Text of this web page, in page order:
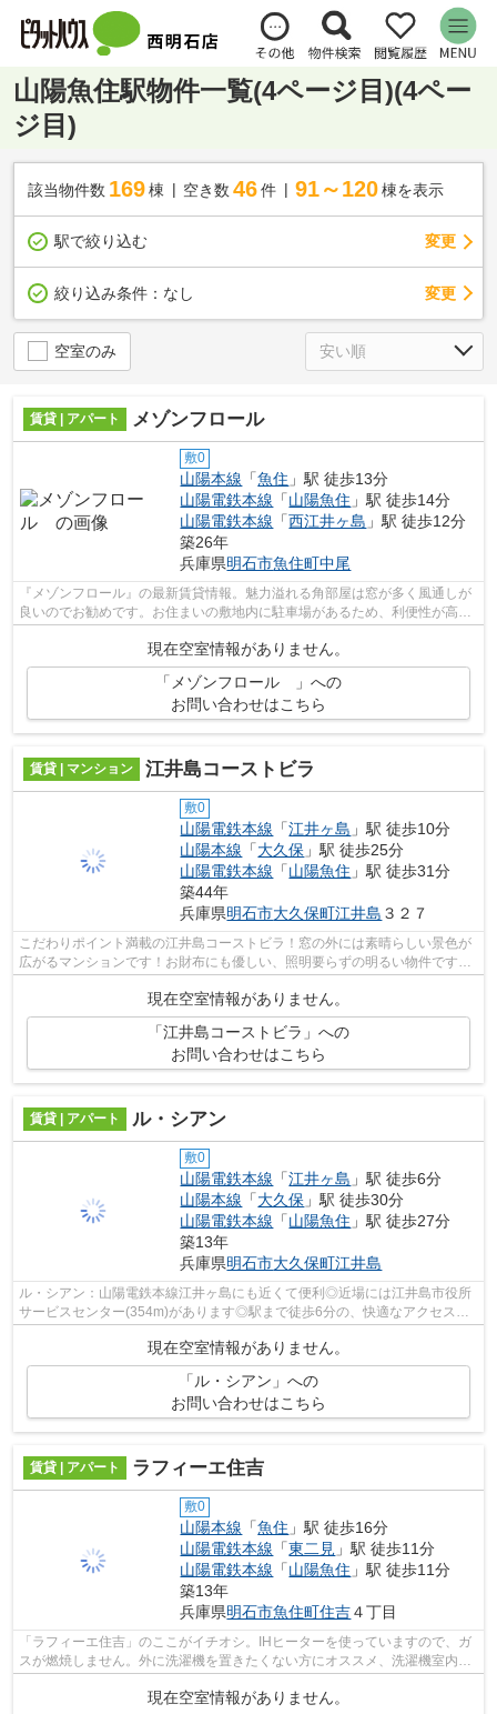
山陽魚住駅物件一覧(4ページ目)(4ペー
ジ目)
該当物件数 169棟 空き数 46 件 91～120 棟を表示
駅で絞り込む 変更
絞り込み条件： なし 変更
空室のみ
賃貸 | アパート メゾンフロール
敷0
山陽本線 「魚住 」駅 徒歩13分
山陽電鉄本線 「山陽魚住 」駅 徒歩14分
山陽電鉄本線 「西江井ヶ島 」駅 徒歩12分
築26年
兵庫県明石市魚住町中尾
『メゾンフロール』の最新賃貸情報。魅力溢れる角部屋は窓が多く風通しが
良いのでお勧めです。お住まいの敷地内に駐車場があるため、利便性が高い
現在空室情報がありません。
「メゾンフロール 」への
お問い合わせはこちら
賃貸 | マンション 江井島コーストビラ
敷0
山陽電鉄本線 「江井ヶ島 」駅 徒歩10分
山陽本線 「大久保 」駅 徒歩25分
山陽電鉄本線 「山陽魚住 」駅 徒歩31分
築44年
兵庫県明石市大久保町江井島 ３２７
こだわりポイント満載の江井島コーストビラ！窓の外には素晴らしい景色が
広がるマンションです！お財布にも優しい、照明要らずの明るい物件です！
現在空室情報がありません。
「江井島コーストビラ」への
お問い合わせはこちら
賃貸 | アパート ル・シアン
敷0
山陽電鉄本線 「江井ヶ島 」駅 徒歩6分
山陽本線 「大久保 」駅 徒歩30分
山陽電鉄本線 「山陽魚住 」駅 徒歩27分
築13年
兵庫県明石市大久保町江井島
ル・シアン：山陽電鉄本線江井ヶ島にも近くて便利◎近場には江井島市役所
サービスセンター(354m)があります◎駅まで徒歩6分の、快適なアクセスの
物件です◎こちらの物件は築5年ですが、充...
現在空室情報がありません。
「ル・シアン」への
お問い合わせはこちら
賃貸 | アパート ラフィーエ住吉
敷0
山陽本線 「魚住 」駅 徒歩16分
山陽電鉄本線 「東二見 」駅 徒歩11分
山陽電鉄本線 「山陽魚住 」駅 徒歩11分
築13年
兵庫県明石市魚住町住吉４丁目
「ラフィーエ住吉」のここがイチオシ。IHヒーターを使っていますので、ガ
スが燃焼しません。外に洗濯機を置きたくない方にオススメ、洗濯機室内に
現在空室情報がありません。